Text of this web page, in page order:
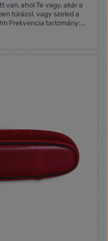
van, ahol Te vagy, akár a
túrázol, vagy szeled a
Rádió, telefonhívások
USB bemenet, IPX5